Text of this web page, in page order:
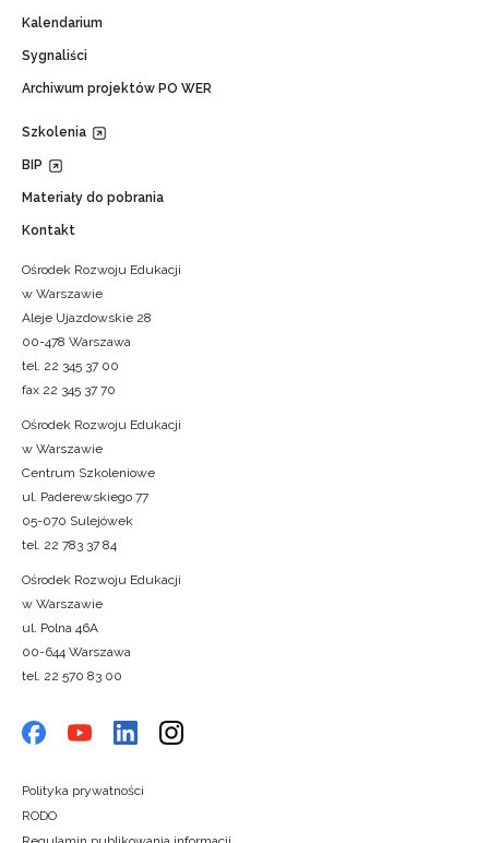
Kalendarium
Sygnaliści
Archiwum projektów PO WER
Szkolenia
BIP
Materiały do pobrania
Kontakt
Ośrodek Rozwoju Edukacji
w Warszawie
Aleje Ujazdowskie 28
00-478 Warszawa
tel. 22 345 37 00
fax 22 345 37 70
Ośrodek Rozwoju Edukacji
w Warszawie
Centrum Szkoleniowe
ul. Paderewskiego 77
05-070 Sulejówek
tel. 22 783 37 84
Ośrodek Rozwoju Edukacji
w Warszawie
ul. Polna 46A
00-644 Warszawa
tel. 22 570 83 00
Polityka prywatności
RODO